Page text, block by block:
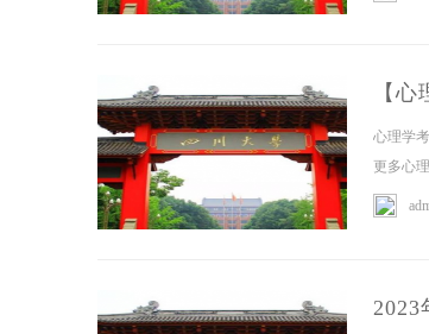
【
心理学
更多心
2023